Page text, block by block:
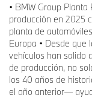
• BMW Group
producción en 2025
planta de
Europa • Desde que
vehículos han salido
de producción, no
los 40 años de
el año anterior—